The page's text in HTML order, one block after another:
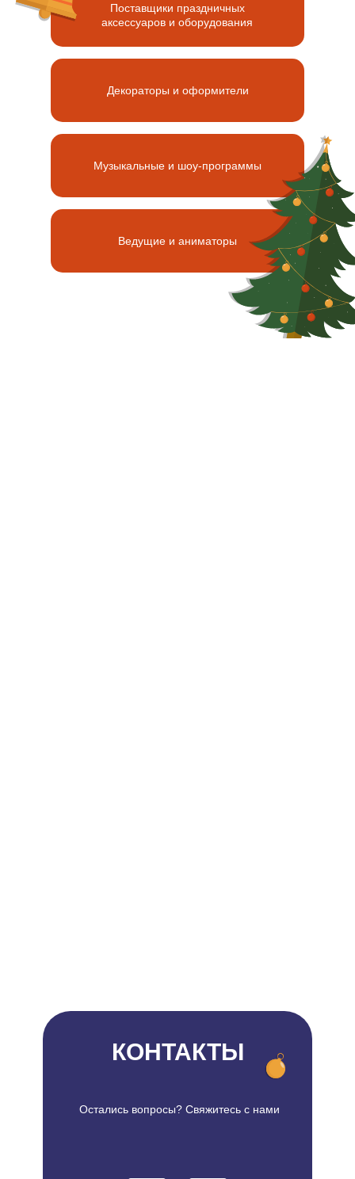
Декораторы и оформители
Музыкальные и шоу-программы
Ведущие и аниматоры
Поставщики праздничных
аксессуаров и оборудования
КОНТАКТЫ
Остались вопросы? Свяжитесь с нами